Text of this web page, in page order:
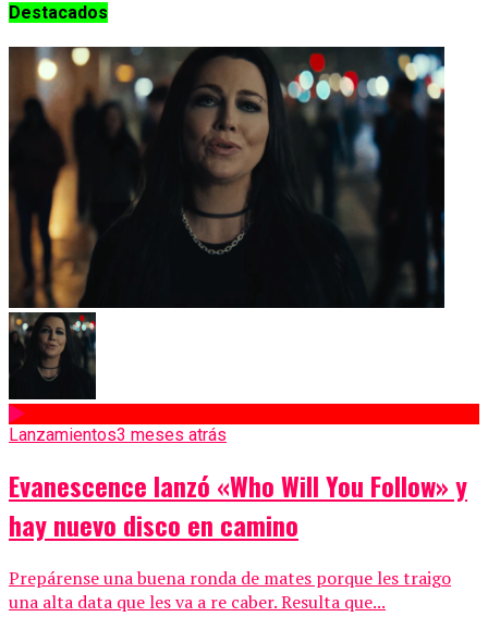
Destacados
Lanzamientos3 meses atrás
Evanescence lanzó «Who Will You Follow» y
hay nuevo disco en camino
Prepárense una buena ronda de mates porque les traigo
una alta data que les va a re caber. Resulta que...